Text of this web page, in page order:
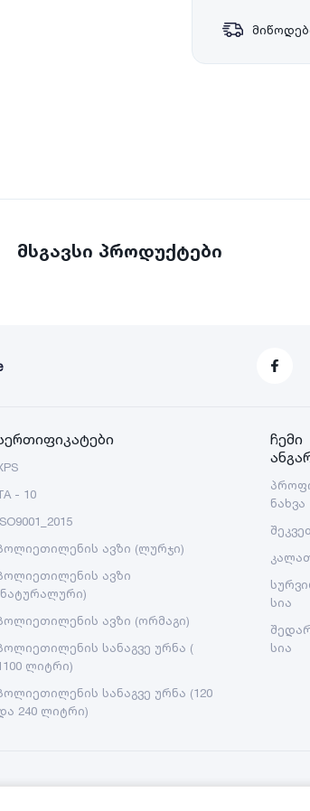
მსგავსი პროდუქტები
- 10
ავზი (ლურჯი)
ავზი
ავზი (ორმაგი)
სანაგვე ურნა (
ლიტრი)
სანაგვე ურნა (120
240 ლიტრი)
ჩემი
ნახვა
სია
სია